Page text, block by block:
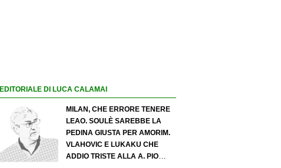
EDITORIALE DI LUCA CALAMAI
MILAN, CHE ERRORE TENERE
LEAO. SOULÈ SAREBBE LA
PEDINA GIUSTA PER AMORIM.
VLAHOVIC E LUKAKU CHE
ADDIO TRISTE ALLA A. PIO